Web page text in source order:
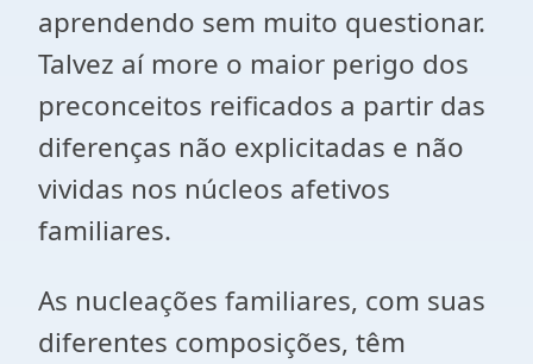
aprendendo sem muito questionar.
Talvez aí more o maior perigo dos
preconceitos reificados a partir das
diferenças não explicitadas e não
vividas nos núcleos afetivos
familiares.
As nucleações familiares, com suas
diferentes composições, têm